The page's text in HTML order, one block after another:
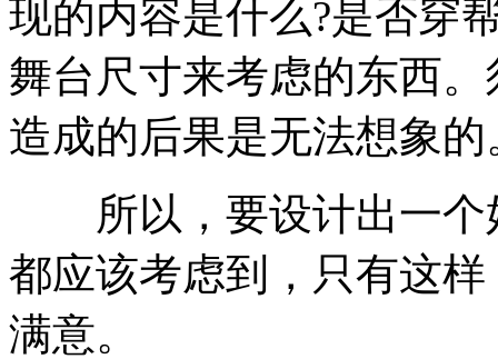
现的内容是什么?是否穿
舞台尺寸来考虑的东西
造成的后果是无法想象
所以，要设计出一个
都应该考虑到，只有这
满意。